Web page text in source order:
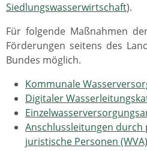
Siedlungswasserwirtschaft).
Für folgende Maßnahmen
Förderungen seitens des
Bundes möglich.
Kommunale
Digitaler
Anschlussleitungen durch
juristische Personen (WVA)